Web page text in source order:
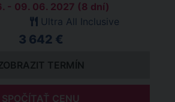
- 09. 06. 2027 (8 dní)
Ultra All Inclusive
3 642 €
TERMÍN
SPOČÍTAŤ CENU